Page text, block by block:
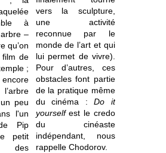
à
arbre –
qu’on
de
;
peu
l'un
Pip
petit
vers la sculpture,
une activité
reconnue par le
monde de l’art et qui
lui permet de vivre).
Pour d’autres, ces
obstacles font partie
de la pratique même
du cinéma :Do it
yourselfest le credo
du cinéaste
indépendant, nous
rappelle Chodorov.